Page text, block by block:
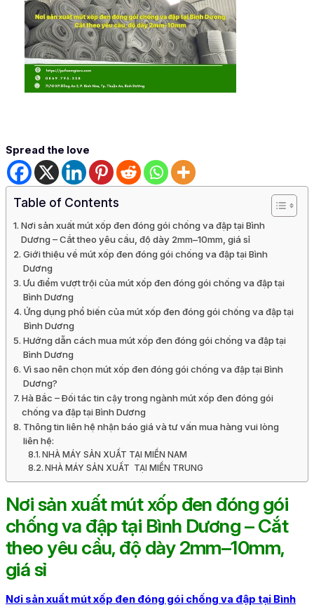
Spread the love
Table of Contents
Nơi sản xuất mút xốp đen đóng gói chống va đập tại Bình
Dương – Cắt theo yêu cầu, độ dày 2mm–10mm, giá sỉ
Giới thiệu về mút xốp đen đóng gói chống va đập tại Bình
Dương
Ưu điểm vượt trội của mút xốp đen đóng gói chống va đập tại
Bình Dương
Ứng dụng phổ biến của mút xốp đen đóng gói chống va đập tại
Bình Dương
Hướng dẫn cách mua mút xốp đen đóng gói chống va đập tại
Bình Dương
Vì sao nên chọn mút xốp đen đóng gói chống va đập tại Bình
Dương?
Hà Bắc – Đối tác tin cậy trong ngành mút xốp đen đóng gói
chống va đập tại Bình Dương
Thông tin liên hệ nhận báo giá và tư vấn mua hàng vui lòng
liên hệ:
NHÀ MÁY SẢN XUẤT TẠI MIỀN NAM
NHÀ MÁY SẢN XUẤT TẠI MIỀN TRUNG
Nơi sản xuất mút xốp đen đóng gói
chống va đập tại Bình Dương – Cắt
theo yêu cầu, độ dày 2mm–10mm,
giá sỉ
Nơi sản xuất mút xốp đen đóng gói chống va đập tại Bình